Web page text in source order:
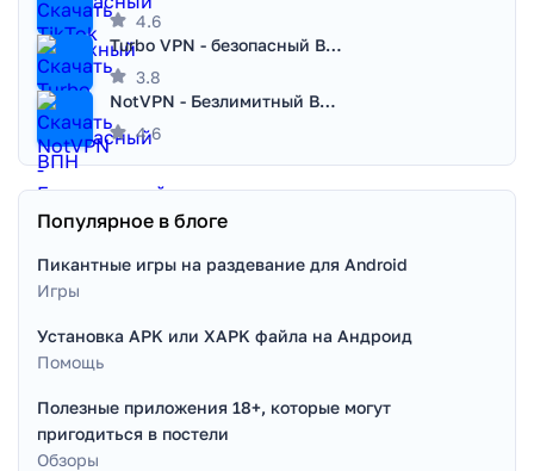
4.6
Turbo VPN - безопасный ВПН
3.8
NotVPN - Безлимитный ВПН | VPN
4.6
Популярное в блоге
Пикантные игры на раздевание для Android
Игры
Установка APK или XAPK файла на Андроид
Помощь
Полезные приложения 18+, которые могут
пригодиться в постели
Обзоры